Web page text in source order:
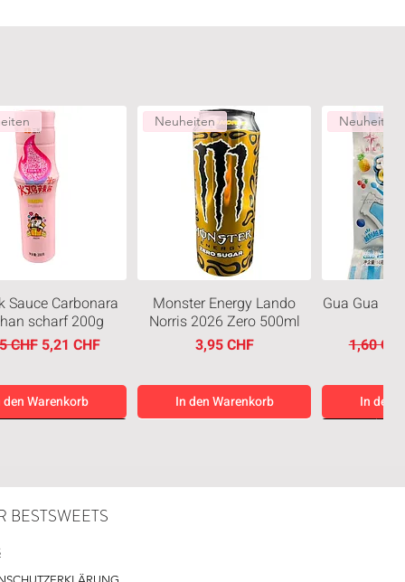
Sauce Carbonara
scharf 200g
CHF Sale-Preis
5,21 CHF
den Warenkorb
Neuheiten
Monster Energy Lando
Norris 2026 Zero 500ml
Preis
3,95 CHF
In den Warenkorb
Neuheiten
Gua Gua
1,60
In den
BESTSWEETS